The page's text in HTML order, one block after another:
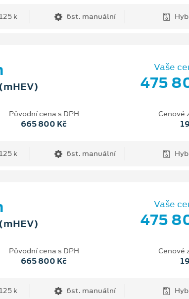
k 6st. manuální
Vaše
475
Původní cena s DPH
665 800 Kč
Cenové
k 6st. manuální
Vaše
475
Původní cena s DPH
665 800 Kč
Cenové
k 6st. manuální